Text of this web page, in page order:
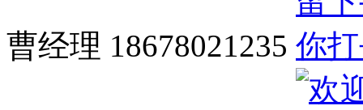
曹经理 18678021235